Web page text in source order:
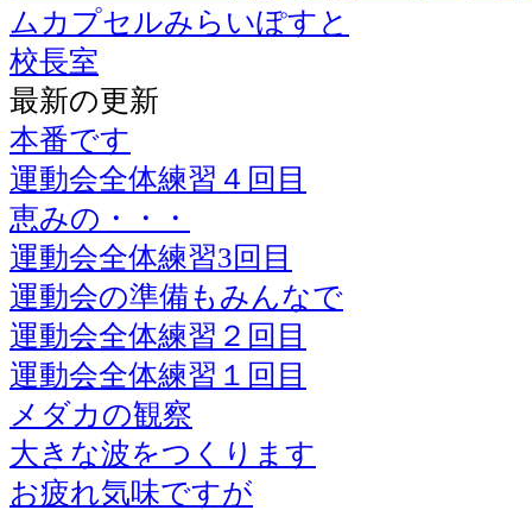
ムカプセルみらいぽすと
校長室
最新の更新
本番です
運動会全体練習４回目
恵みの・・・
運動会全体練習3回目
運動会の準備もみんなで
運動会全体練習２回目
運動会全体練習１回目
メダカの観察
大きな波をつくります
お疲れ気味ですが